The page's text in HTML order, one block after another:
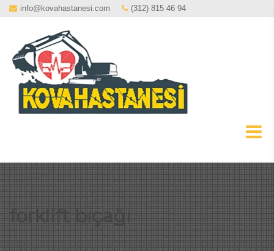
info@kovahastanesi.com (312) 815 46 94
forklift bıçağı